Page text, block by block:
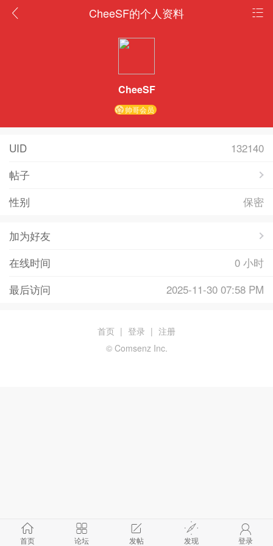
CheeSF的个人资料
CheeSF
帅哥会员
UID
132140
帖子
性别
保密
加为好友
在线时间
0 小时
最后访问
2025-11-30 07:58 PM
首页 论坛 发帖 发现 登录
首页 | 登录 | 注册
© Comsenz Inc.